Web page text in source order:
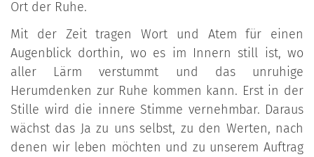
Ort der Ruhe.
Mit der Zeit tragen Wort und Atem für einen
Augenblick dorthin, wo es im Innern still ist, wo
aller Lärm verstummt und das unruhige
Herumdenken zur Ruhe kommen kann. Erst in der
Stille wird die innere Stimme vernehmbar. Daraus
wächst das Ja zu uns selbst, zu den Werten, nach
denen wir leben möchten und zu unserem Auftrag